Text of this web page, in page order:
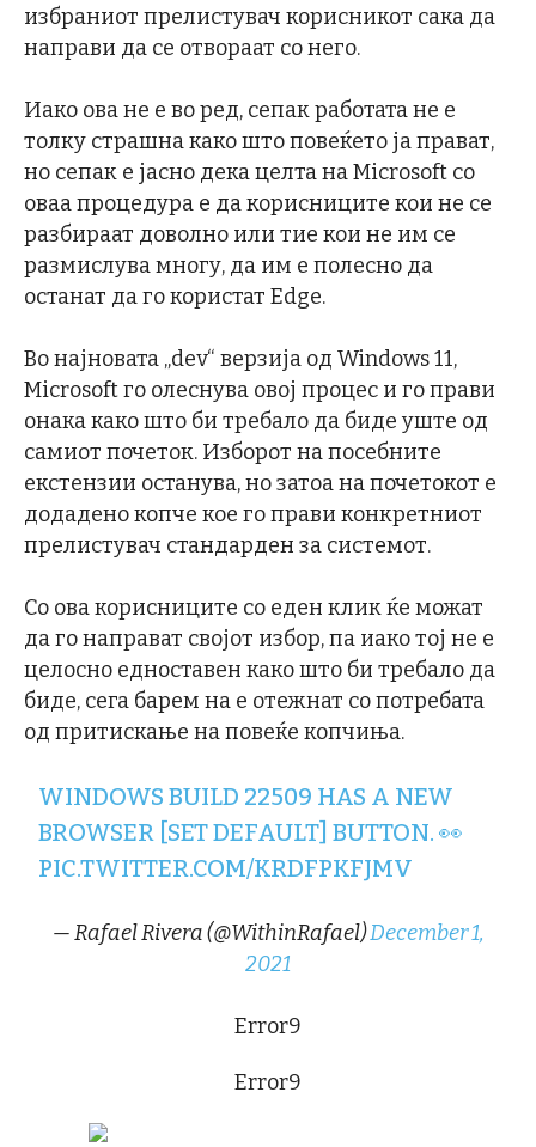
избраниот прелистувач корисникот сака да
направи да се отвораат со него.
Иако ова не е во ред, сепак работата не е
толку страшна како што повеќето ја прават,
но сепак е јасно дека целта на Microsoft со
оваа процедура е да корисниците кои не се
разбираат доволно или тие кои не им се
размислува многу, да им е полесно да
останат да го користат Edge.
Во најновата „dev“ верзија од Windows 11,
Microsoft го олеснува овој процес и го прави
онака како што би требало да биде уште од
самиот почеток. Изборот на посебните
екстензии останува, но затоа на почетокот е
додадено копче кое го прави конкретниот
прелистувач стандарден за системот.
Со ова корисниците со еден клик ќе можат
да го направат својот избор, па иако тој не е
целосно едноставен како што би требало да
биде, сега барем на е отежнат со потребата
од притискање на повеќе копчиња.
WINDOWS BUILD 22509 HAS A NEW
BROWSER [SET DEFAULT] BUTTON. 👀
PIC.TWITTER.COM/KRDFPKFJMV
— Rafael Rivera (@WithinRafael)December 1,
2021
Error9
Error9